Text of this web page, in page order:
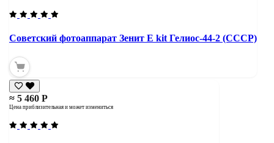
Советский фотоаппарат Зенит Е kit Гелиос-44-2 (СССР)
≈ 5 460 Р
Цена приблизительная и может измениться